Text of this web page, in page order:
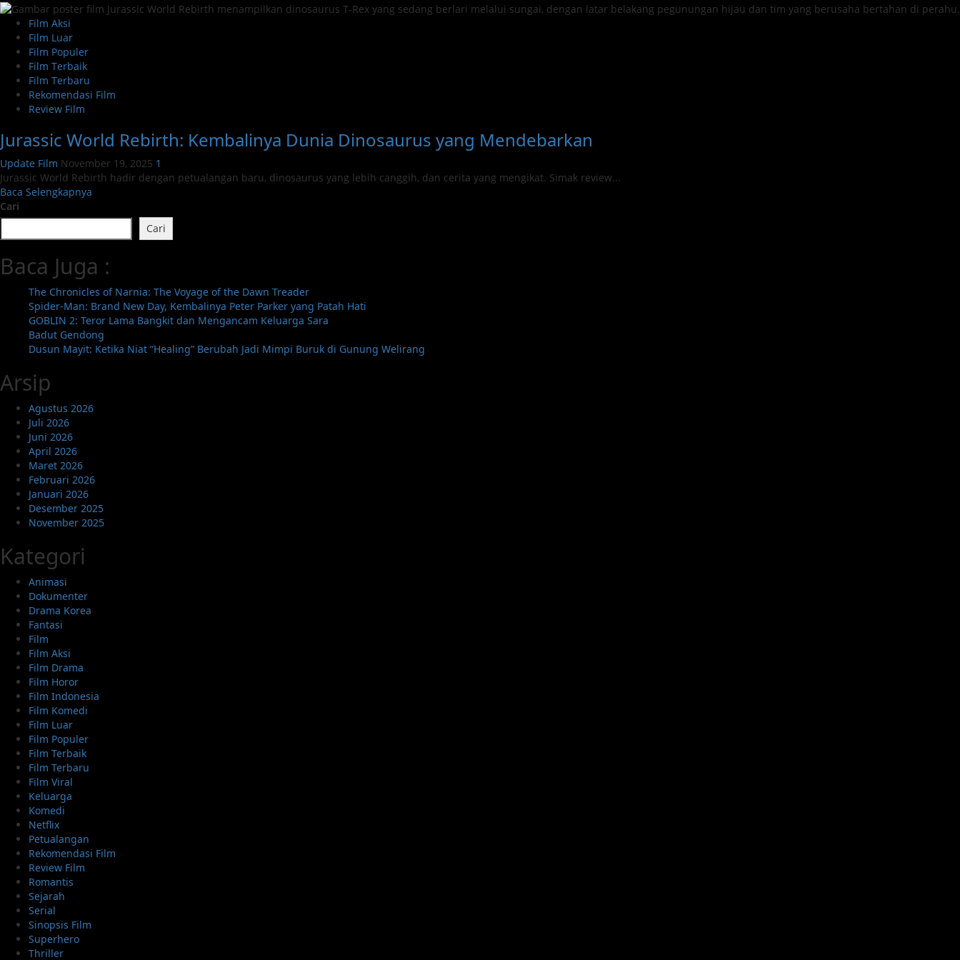
Film Aksi
Film Luar
Film Populer
Film Terbaik
Film Terbaru
Rekomendasi Film
Review Film
Jurassic World Rebirth: Kembalinya Dunia Dinosaurus yang Mendebarkan
Update Film November 19, 2025 1
Jurassic World Rebirth hadir dengan petualangan baru, dinosaurus yang lebih canggih, dan cerita yang mengikat. Simak review...
Baca Selengkapnya
about
Rebirth:
Kembalinya
Dunia
Dinosaurus
yang
Mendebarkan
Cari
Cari
Baca Juga :
The Chronicles of Narnia: The Voyage of the Dawn Treader
Spider-Man: Brand New Day, Kembalinya Peter Parker yang Patah Hati
GOBLIN 2: Teror Lama Bangkit dan Mengancam Keluarga Sara
Badut Gendong
Dusun Mayit: Ketika Niat “Healing” Berubah Jadi Mimpi Buruk di Gunung Welirang
Arsip
Agustus 2026
Juli 2026
Juni 2026
April 2026
Maret 2026
Februari 2026
Januari 2026
Desember 2025
November 2025
Kategori
Animasi
Dokumenter
Drama Korea
Fantasi
Film
Film Aksi
Film Drama
Film Horor
Film Indonesia
Film Komedi
Film Luar
Film Populer
Film Terbaik
Film Terbaru
Film Viral
Keluarga
Komedi
Netflix
Petualangan
Rekomendasi Film
Review Film
Romantis
Sejarah
Serial
Sinopsis Film
Superhero
Thriller